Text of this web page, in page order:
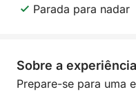
Parada para nadar
Sobre a experiência
Prepare-se para uma